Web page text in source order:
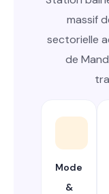
massif
sectorielle
de
Mode
&